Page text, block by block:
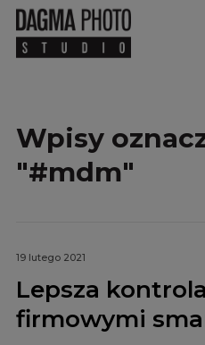
Wpisy
"#mdm"
19 lutego 2021
Lepsza
firmowymi